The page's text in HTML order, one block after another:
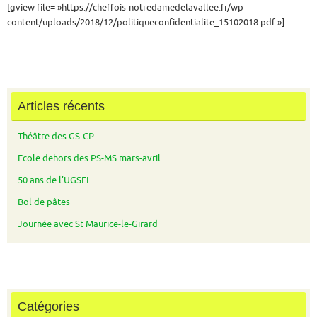
[gview file= »https://cheffois-notredamedelavallee.fr/wp-
content/uploads/2018/12/politiqueconfidentialite_15102018.pdf »]
Articles récents
Théâtre des GS-CP
Ecole dehors des PS-MS mars-avril
50 ans de l’UGSEL
Bol de pâtes
Journée avec St Maurice-le-Girard
Catégories